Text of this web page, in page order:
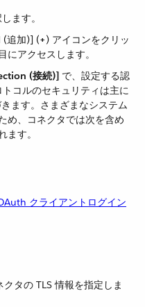
ます。
(追加)] (​+​) アイコンをクリッ
にアクセスします。
(接続)] ​ で、設定する認
コルのセキュリティは主に
ます。さまざまなシステム
め、コネクタでは次を含め
ます。
クライアントログイン
タの TLS 情報を指定しま